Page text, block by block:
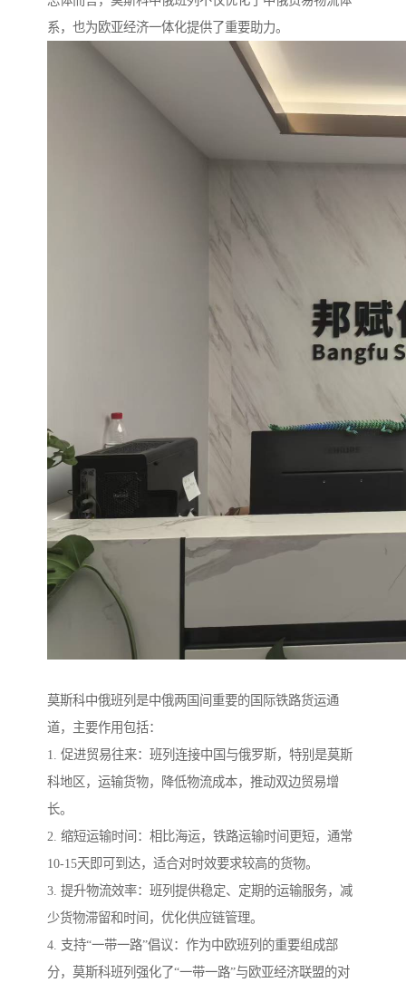
系，也为欧亚经济一体化提供了重要助力。
莫斯科中俄班列是中俄两国间重要的国际铁路货运通
道，主要作用包括：
1. 促进贸易往来：班列连接中国与俄罗斯，特别是莫斯
科地区，运输货物，降低物流成本，推动双边贸易增
长。
2. 缩短运输时间：相比海运，铁路运输时间更短，通常
10-15天即可到达，适合对时效要求较高的货物。
3. 提升物流效率：班列提供稳定、定期的运输服务，减
少货物滞留和时间，优化供应链管理。
4. 支持“一带一路”倡议：作为中欧班列的重要组成部
分，莫斯科班列强化了“一带一路”与欧亚经济联盟的对